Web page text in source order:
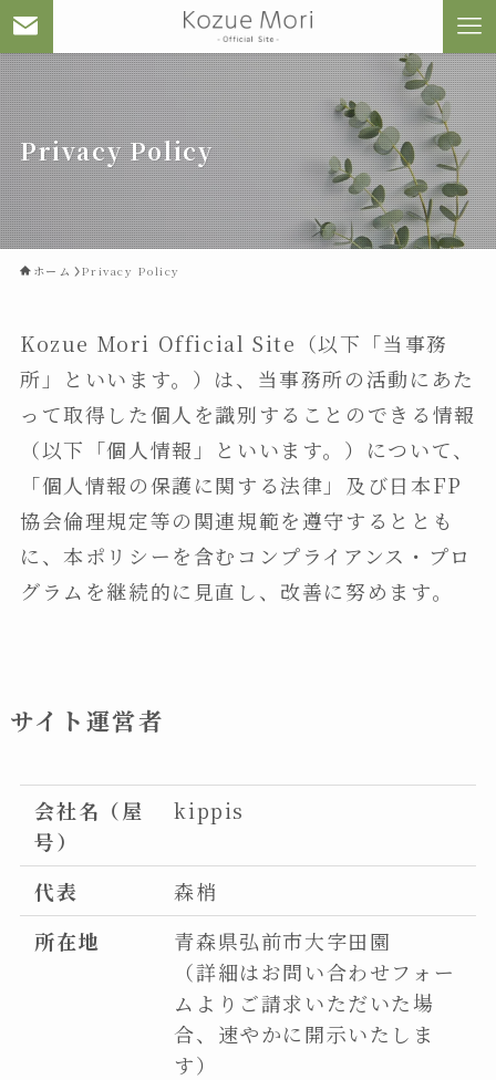
Privacy Policy
ホーム Privacy Policy
Kozue Mori Official Site（以下「当事務
所」といいます。）は、当事務所の活動にあた
って取得した個人を識別することのできる情報
（以下「個人情報」といいます。）について、
「個人情報の保護に関する法律」及び日本FP
協会倫理規定等の関連規範を遵守するととも
に、本ポリシーを含むコンプライアンス・プロ
グラムを継続的に見直し、改善に努めます。
サイト運営者
会社名（屋
号）
kippis
代表
森梢
所在地
青森県弘前市大字田園
（詳細はお問い合わせフォー
ムよりご請求いただいた場
合、速やかに開示いたしま
す）